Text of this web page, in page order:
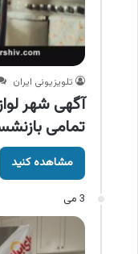
تلویزیونی ایران
آگهی شهر
تمامی
مشاهده کنید
3 می